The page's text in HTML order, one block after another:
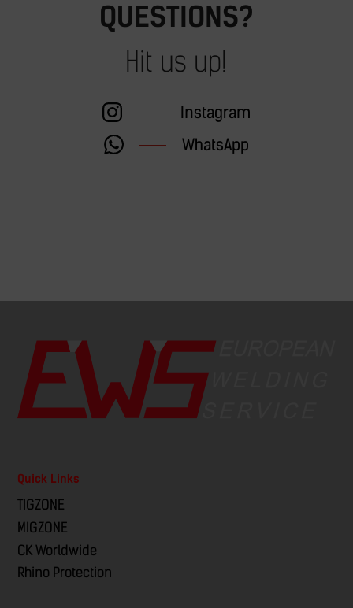
QUESTIONS?
Hit us up!
Instagram
WhatsApp
Quick Links
TIGZONE
MIGZONE
CK Worldwide
Rhino Protection